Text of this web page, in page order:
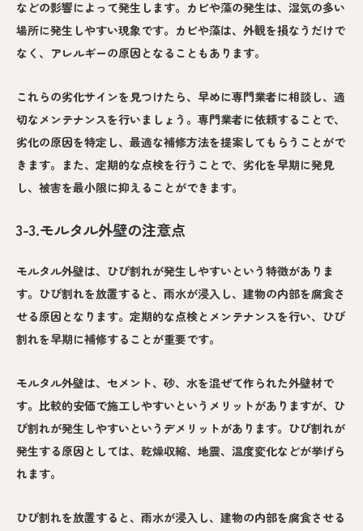
などの影響によって発生します。カビや藻の発生は、湿気の多い
場所に発生しやすい現象です。カビや藻は、外観を損なうだけで
なく、アレルギーの原因となることもあります。
これらの劣化サインを見つけたら、早めに専門業者に相談し、適
切なメンテナンスを行いましょう。専門業者に依頼することで、
劣化の原因を特定し、最適な補修方法を提案してもらうことがで
きます。また、定期的な点検を行うことで、劣化を早期に発見
し、被害を最小限に抑えることができます。
3-3.モルタル外壁の注意点
モルタル外壁は、ひび割れが発生しやすいという特徴がありま
す。ひび割れを放置すると、雨水が浸入し、建物の内部を腐食さ
せる原因となります。定期的な点検とメンテナンスを行い、ひび
割れを早期に補修することが重要です。
モルタル外壁は、セメント、砂、水を混ぜて作られた外壁材で
す。比較的安価で施工しやすいというメリットがありますが、ひ
び割れが発生しやすいというデメリットがあります。ひび割れが
発生する原因としては、乾燥収縮、地震、温度変化などが挙げら
れます。
ひび割れを放置すると、雨水が浸入し、建物の内部を腐食させる